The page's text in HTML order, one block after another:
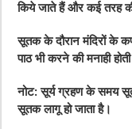
किये जाते हैं और कई तरह की
सूतक के दौरान मंदिरों के
पाठ भी करने की मनाही
नोट: सूर्य ग्रहण के समय
सूतक लागू हो जाता है।